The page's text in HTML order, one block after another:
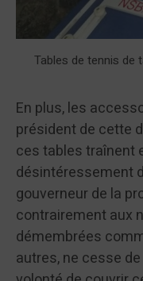
Tables de tennis de
En plus, les
président de cette
ces tables traînent
désintéressement
gouverneur de la
contrairement aux
démembrées
autres, ne cesse